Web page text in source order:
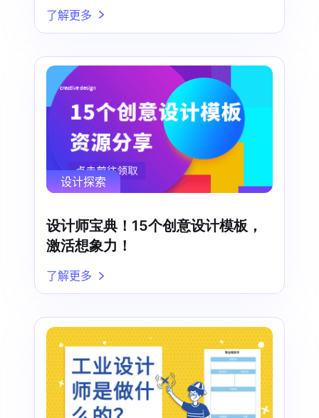
了解更多
设计探索
设计师宝典！15个创意设计模板，
激活想象力！
了解更多